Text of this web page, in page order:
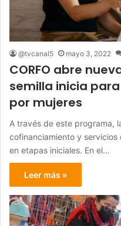
@tvcanal5 mayo 3, 2022
CORFO abre
semilla inicia
por mujeres
A través de este programa,
cofinanciamiento y
en etapas iniciales. En el…
Leer más »